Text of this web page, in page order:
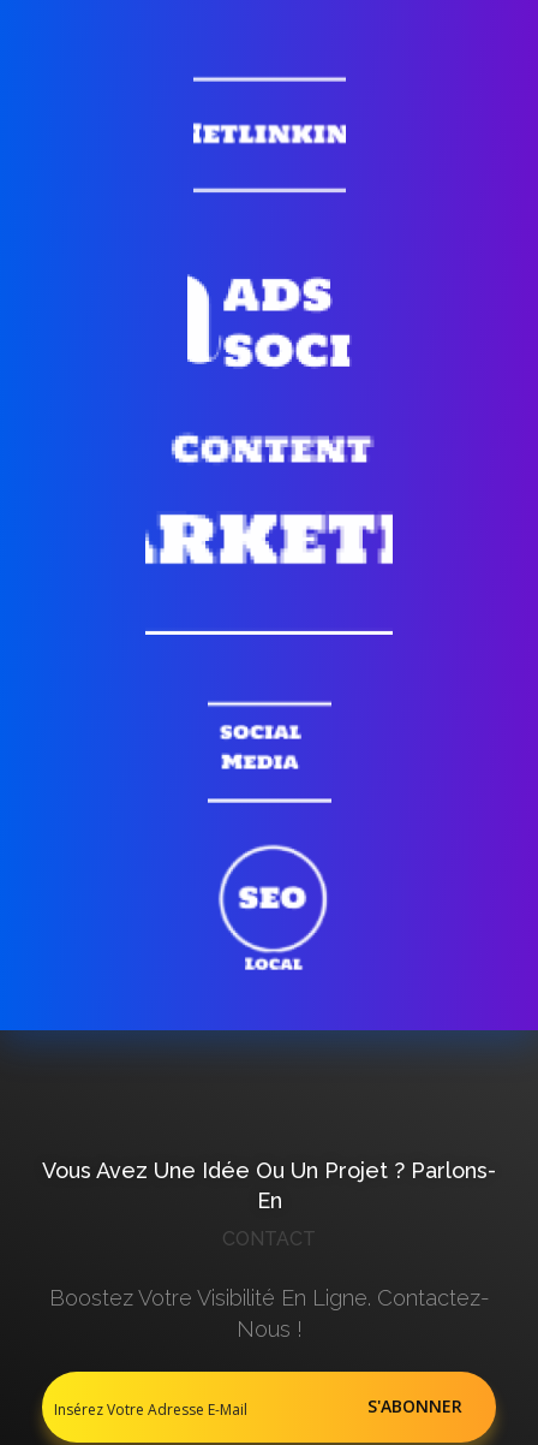
Vous Avez Une Idée Ou Un Projet ? Parlons-
En
CONTACT
Boostez Votre Visibilité En Ligne. Contactez-
Nous !